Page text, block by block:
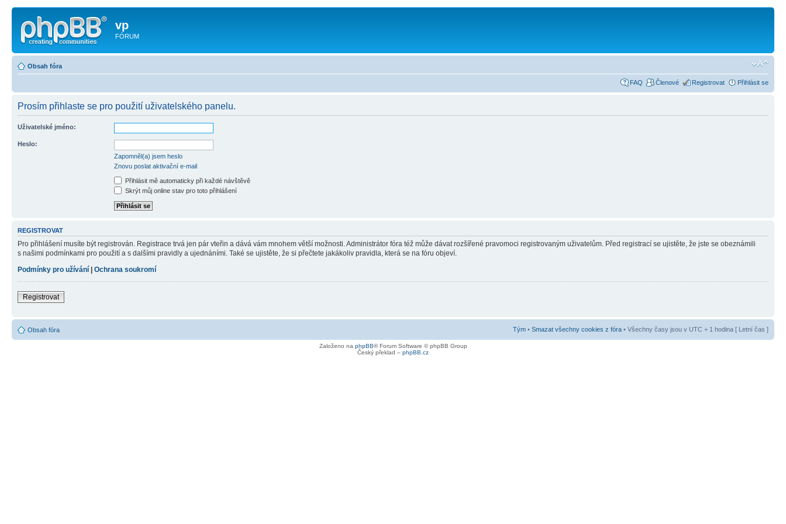
vp
FÓRUM
Obsah fóra
FAQ Členové Registrovat Přihlásit se
Prosím přihlaste se pro použití uživatelského panelu.
Uživatelské jméno:
Heslo:
Zapomněl(a) jsem heslo
Znovu poslat aktivační e-mail
Přihlásit mě automaticky při každé návštěvě
Skrýt můj online stav pro toto přihlášení
REGISTROVAT
Pro přihlášení musíte být registrován. Registrace trvá jen pár vteřin a dává vám mnohem větší možnosti. Administrátor fóra též může dávat rozšířené pravomoci registrovaným uživatelům. Před registrací se ujistěte, že jste se obeznámili
s našimi podmínkami pro použití a s dalšími pravidly a ujednáními. Také se ujistěte, že si přečtete jakákoliv pravidla, která se na fóru objeví.
Podmínky pro užívání
Ochrana soukromí
Registrovat
Obsah fóra Tým • Smazat všechny cookies z fóra • Všechny časy jsou v UTC + 1 hodina [ Letní čas ]
Založeno na phpBB® Forum Software © phpBB Group
Český překlad – phpBB.cz